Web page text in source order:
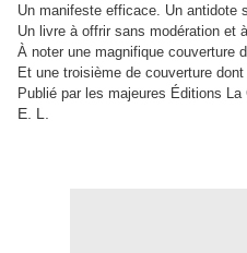
Un manifeste efficace. Un antidote
Un livre à offrir sans modération et
À noter une magnifique couverture
Et une troisième de couverture
Publié par les majeures Éditions La
E. L.